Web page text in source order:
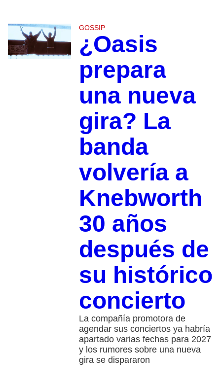
GOSSIP
¿Oasis
prepara
una nueva
gira? La
banda
volvería a
Knebworth
30 años
después de
su histórico
concierto
La compañía promotora de
agendar sus conciertos ya habría
apartado varias fechas para 2027
y los rumores sobre una nueva
gira se dispararon